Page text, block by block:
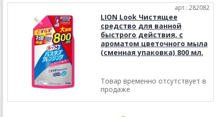
арт.: 282082
LION Look Чистящее
средство для ванной
быстрого действия, с
ароматом цветочного мыла
(сменная упаковка) 800 мл.
Товар временно отсутствует в
продаже